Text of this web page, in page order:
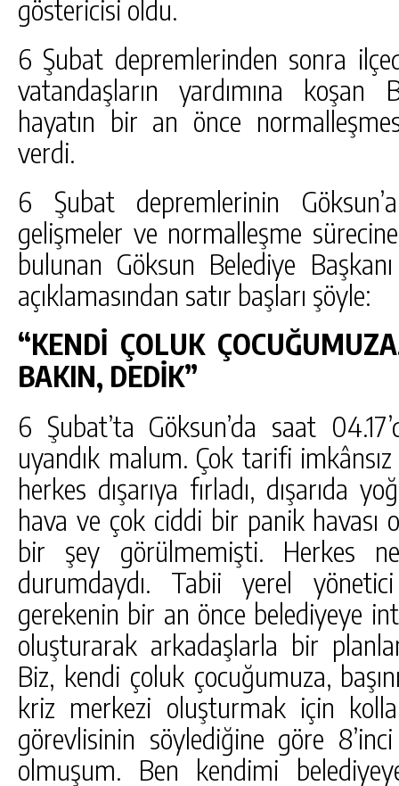
göstericisi oldu.
6 Şubat depremlerinden sonra
vatandaşların yardımına koşan
hayatın bir an önce
verdi.
6 Şubat depremlerinin
gelişmeler ve normalleşme
bulunan Göksun Belediye
açıklamasından satır başları şöyle:
“KENDİ ÇOLUK
BAKIN, DEDİK”
6 Şubat’ta Göksun’da saat
uyandık malum. Çok tarifi
herkes dışarıya fırladı, dışarıda
hava ve çok ciddi bir panik havası
bir şey görülmemişti. Herkes
durumdaydı. Tabii yerel
gerekenin bir an önce belediyeye
oluşturarak arkadaşlarla bir
Biz, kendi çoluk çocuğumuza,
kriz merkezi oluşturmak için
görevlisinin söylediğine göre
olmuşum. Ben kendimi